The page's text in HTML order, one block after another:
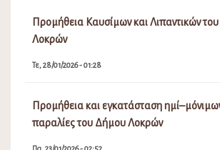
Προμήθεια Καυσίμων και Λιπαντικών
Λοκρών
Τε, 28/01/2026 - 01:28
Προμήθεια και εγκατάσταση
παραλίες του Δήμου Λοκρών